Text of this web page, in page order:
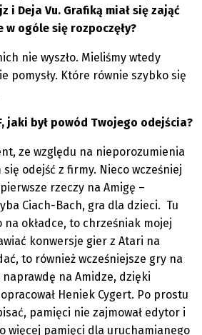
i Deja Vu. Grafiką miał się zająć
w ogóle się rozpoczęły?
nie wyszło. Mieliśmy wtedy
pomysły. Które równie szybko się
jaki był powód Twojego odejścia?
ze względu na nieporozumienia
się odejść z firmy. Nieco wcześniej
rzeczy na Amigę –
Ciach-Bach, gra dla dzieci. Tu
okładce, to chrześniak mojej
konwersje gier z Atari na
to również wcześniejsze gry na
na Amidze, dzięki
Heniek Cygert. Po prostu
pamięci nie zajmował edytor i
więcej pamięci dla uruchamianego